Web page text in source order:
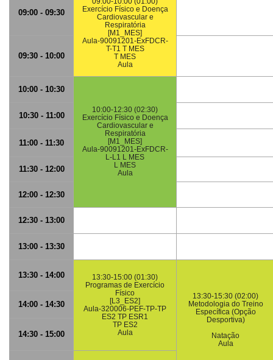
09:00 - 09:30
Exercício Físico e Doença
Cardiovascular e
Respiratória
[M1_MES]
Aula-90091201-ExFDCR-
T-T1 T MES
T MES
Aula
09:30 - 10:00
10:00 - 10:30
10:00-12:30 (02:30)
Exercício Físico e Doença
Cardiovascular e
Respiratória
[M1_MES]
Aula-90091201-ExFDCR-
L-L1 L MES
L MES
Aula
10:30 - 11:00
11:00 - 11:30
11:30 - 12:00
12:00 - 12:30
12:30 - 13:00
13:00 - 13:30
13:30 - 14:00
13:30-15:00 (01:30)
Programas de Exercício
Físico
[L3_ES2]
Aula-320006-PEF-TP-TP
ES2 TP ESR1
TP ES2
Aula
13:30-15:30 (02:00)
Metodologia do Treino
Específica (Opção
Desportiva)
Natação
Aula
14:00 - 14:30
14:30 - 15:00